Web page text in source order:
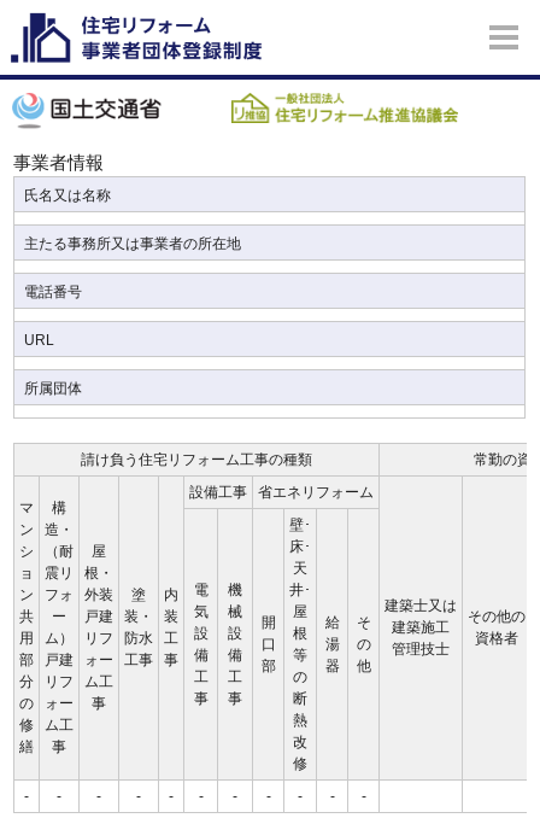
事業者情報
氏名又は名称
主たる事務所又は事業者の所在地
電話番号
URL
所属団体
請け負う住宅リフォーム工事の種類 常勤の資
マ
ン
シ
ョ
ン
共
用
部
分
の
修
繕
構
造・
（耐
震リ
フォ
ー
ム）
戸建
リフ
ォー
ム工
事
屋
根・
外装
戸建
リフ
ォー
ム工
事
塗
装・
防水
工事
内
装
工
事
設備工事 省エネリフォーム
建築士又は
建築施工
管理技士
その他の
資格者
電
気
設
備
工
事
機
械
設
備
工
事
開
口
部
壁･
床･
天
井･
屋
根
等
の
断
熱
改
修
給
湯
器
そ
の
他
- - - - - - - - - - -